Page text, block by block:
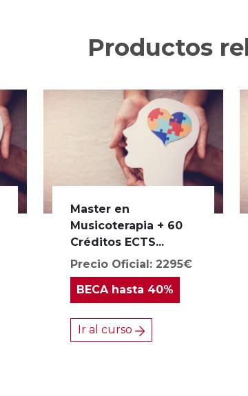
Productos
Master en
Musicoterapia + 60
Créditos ECTS...
Precio Oficial: 2295€
BECAhasta 40%
Ir al curso